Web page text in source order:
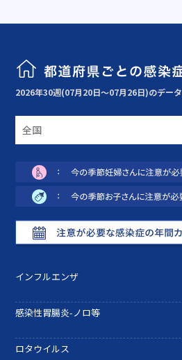
2026年30週(07月20日～07月26日)のデータ
全国
インフルエンザ
感染性胃腸炎-ノロ等
ロタウイルス